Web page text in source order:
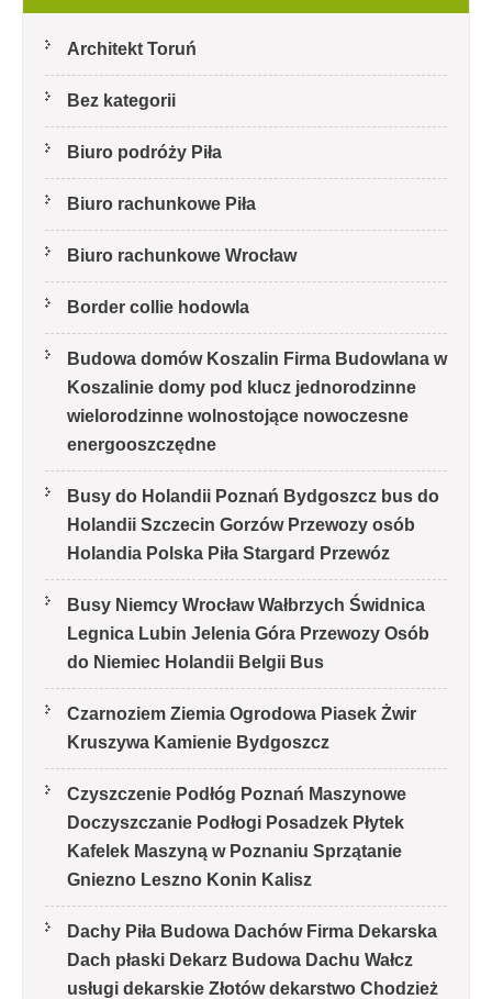
Architekt Toruń
Bez kategorii
Biuro podróży Piła
Biuro rachunkowe Piła
Biuro rachunkowe Wrocław
Border collie hodowla
Budowa domów Koszalin Firma Budowlana w
Koszalinie domy pod klucz jednorodzinne
wielorodzinne wolnostojące nowoczesne
energooszczędne
Busy do Holandii Poznań Bydgoszcz bus do
Holandii Szczecin Gorzów Przewozy osób
Holandia Polska Piła Stargard Przewóz
Busy Niemcy Wrocław Wałbrzych Świdnica
Legnica Lubin Jelenia Góra Przewozy Osób
do Niemiec Holandii Belgii Bus
Czarnoziem Ziemia Ogrodowa Piasek Żwir
Kruszywa Kamienie Bydgoszcz
Czyszczenie Podłóg Poznań Maszynowe
Doczyszczanie Podłogi Posadzek Płytek
Kafelek Maszyną w Poznaniu Sprzątanie
Gniezno Leszno Konin Kalisz
Dachy Piła Budowa Dachów Firma Dekarska
Dach płaski Dekarz Budowa Dachu Wałcz
usługi dekarskie Złotów dekarstwo Chodzież